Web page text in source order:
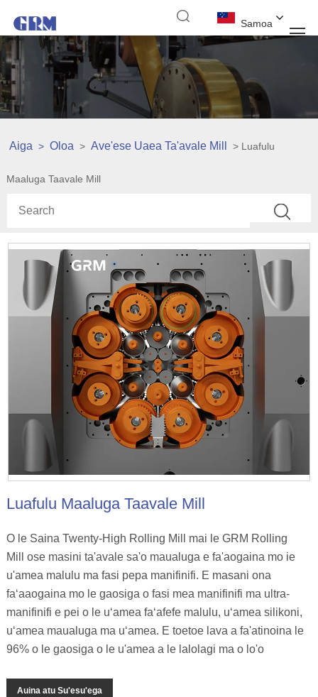
Samoa
Aiga > Oloa > Ave'ese Uaea Ta'avale Mill > Luafulu
Maaluga Taavale Mill
Luafulu Maaluga Taavale Mill
O le Saina Twenty-High Rolling Mill mai le GRM Rolling
Mill ose masini ta'avale sa'o maualuga e fa'aogaina mo ie
u'amea malulu ma fasi pepa manifinifi. E masani ona
faʻaaogaina mo le gaosiga o fasi mea manifinifi ma ultra-
manifinifi e pei o le uʻamea faʻafefe malulu, uʻamea silikoni,
uʻamea maualuga ma uʻamea. E toetoe lava a fa'atinoina le
96% o le gaosiga o le u'amea a le lalolagi ma o lo'o
mea fa'aeletonika, aerospace, ma isi mea e mana'omia ai le
Auina atu Su'esu'ega